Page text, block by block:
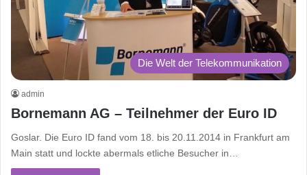
Die Welt der Telekommunikation
admin
Bornemann AG – Teilnehmer der Euro ID
Goslar. Die Euro ID fand vom 18. bis 20.11.2014 in Frankfurt am
Main statt und lockte abermals etliche Besucher in…